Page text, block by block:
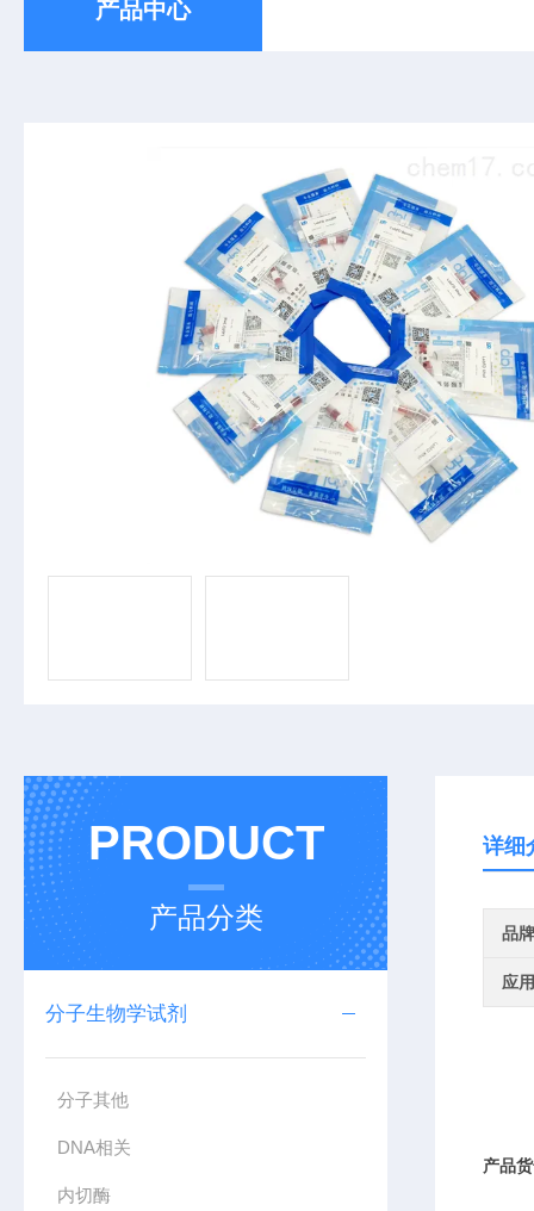
产品中心
PRODUCT
产品分类
分子生物学试剂
分子其他
DNA相关
内切酶
详细
品牌
应
产品